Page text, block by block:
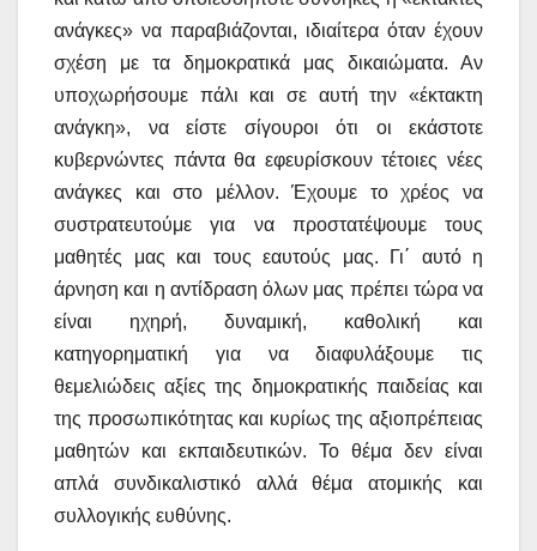
ανάγκες» να παραβιάζονται, ιδιαίτερα όταν έχουν
σχέση με τα δημοκρατικά μας δικαιώματα. Αν
υποχωρήσουμε πάλι και σε αυτή την «έκτακτη
ανάγκη», να είστε σίγουροι ότι οι εκάστοτε
κυβερνώντες πάντα θα εφευρίσκουν τέτοιες νέες
ανάγκες και στο μέλλον. Έχουμε το χρέος να
συστρατευτούμε για να προστατέψουμε τους
μαθητές μας και τους εαυτούς μας. Γι΄ αυτό η
άρνηση και η αντίδραση όλων μας πρέπει τώρα να
είναι ηχηρή, δυναμική, καθολική και
κατηγορηματική για να διαφυλάξουμε τις
θεμελιώδεις αξίες της δημοκρατικής παιδείας και
της προσωπικότητας και κυρίως της αξιοπρέπειας
μαθητών και εκπαιδευτικών. Το θέμα δεν είναι
απλά συνδικαλιστικό αλλά θέμα ατομικής και
συλλογικής ευθύνης.